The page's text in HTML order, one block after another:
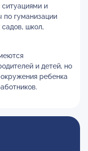
и
гуманизации
школ,
и детей, но
ребенка